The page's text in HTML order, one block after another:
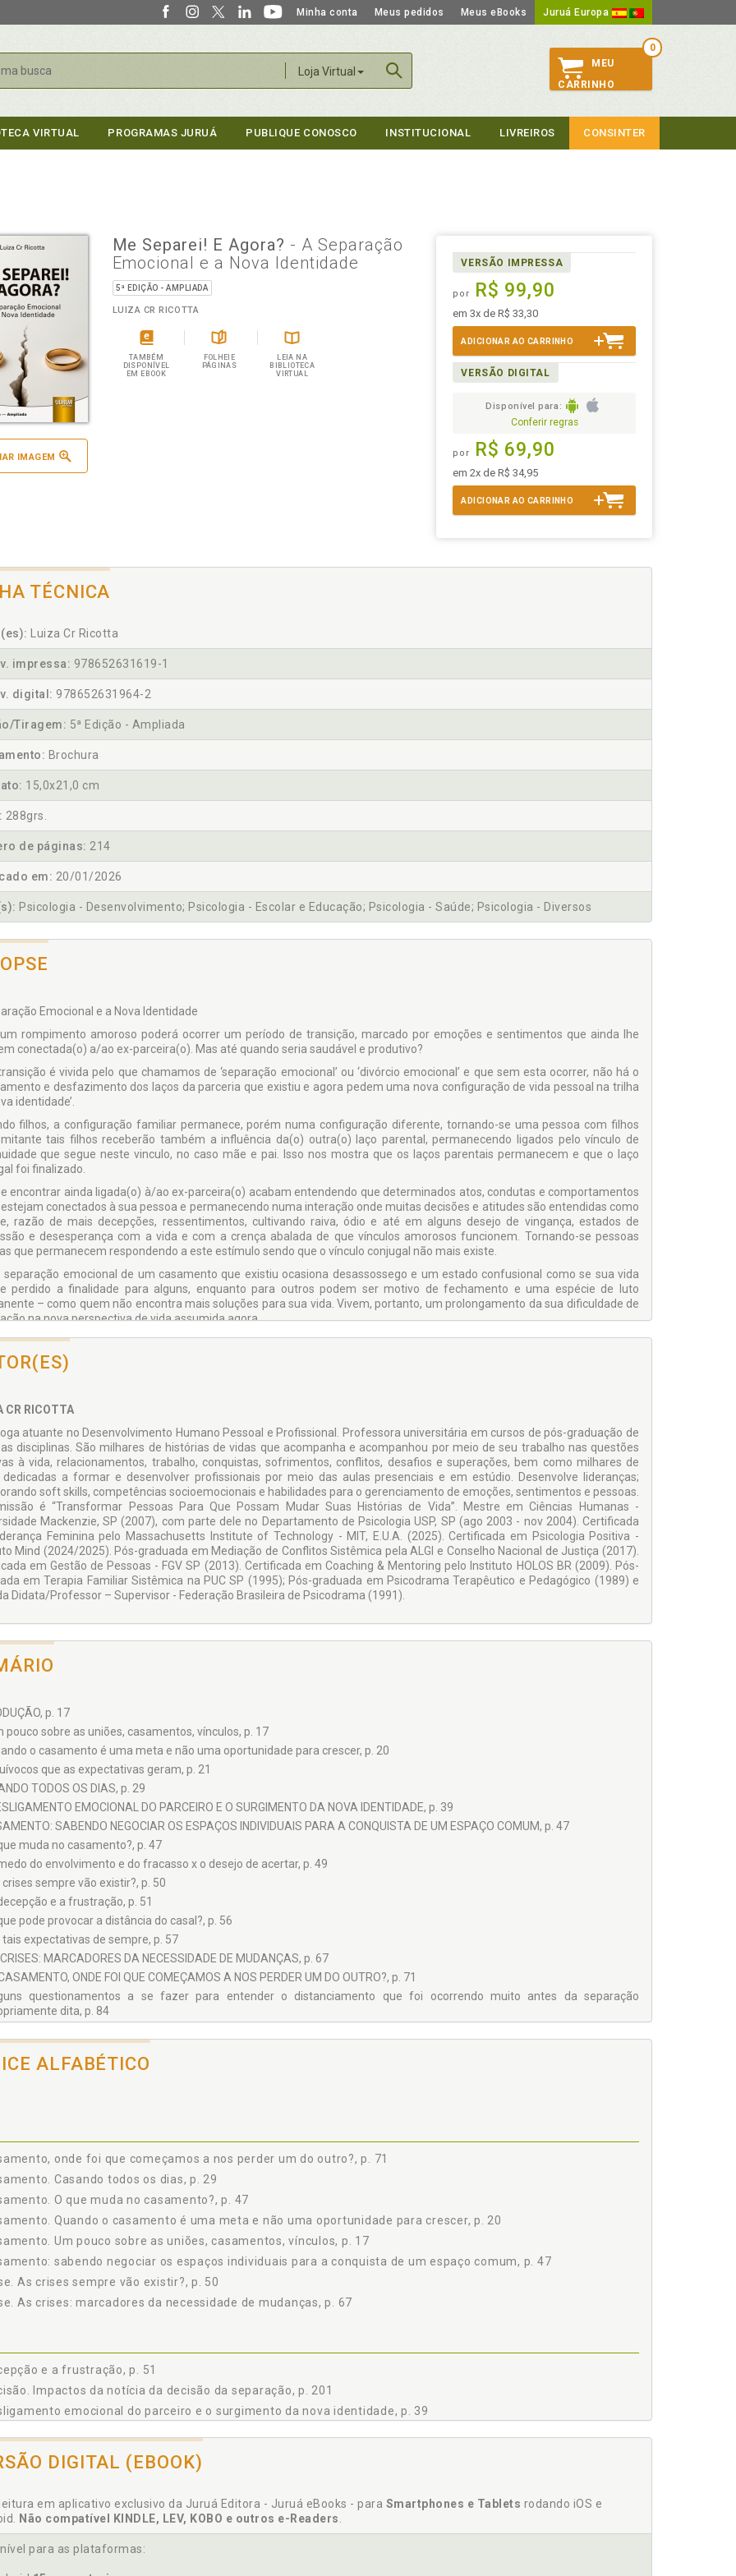
Minha conta Meus pedidos Meus eBooks Juruá Europa
Loja Virtual
0
MEU
CARRINHO
VIRTUAL PROGRAMAS JURUÁ PUBLIQUE CONOSCO INSTITUCIONAL LIVREIROS CONSINTER
IMAGEM
Me Separei! E Agora? - A Separação
Emocional e a Nova Identidade
5ª EDIÇÃO - AMPLIADA
LUIZA CR RICOTTA
TAMBÉM
DISPONÍVEL
EM EBOOK
FOLHEIE
PÁGINAS
LEIA NA
BIBLIOTECA
VIRTUAL
VERSÃO IMPRESSA
por R$ 99,90
em 3x de R$ 33,30
ADICIONAR AO CARRINHO
VERSÃO DIGITAL
Disponível para:
Conferir regras
por R$ 69,90
em 2x de R$ 34,95
ADICIONAR AO CARRINHO
TÉCNICA
Luiza Cr Ricotta
v. impressa: 978652631619-1
v. digital: 978652631964-2
Tiragem: 5ª Edição - Ampliada
Brochura
15,0x21,0 cm
288grs.
de páginas: 214
em: 20/01/2026
Psicologia - Desenvolvimento; Psicologia - Escolar e Educação; Psicologia - Saúde; Psicologia - Diversos
Emocional e a Nova Identidade
rompimento amoroso poderá ocorrer um período de transição, marcado por emoções e sentimentos que ainda lhe
conectada(o) a/ao ex-parceira(o). Mas até quando seria saudável e produtivo?
é vivida pelo que chamamos de ‘separação emocional’ ou ‘divórcio emocional’ e que sem esta ocorrer, não há o
e desfazimento dos laços da parceria que existiu e agora pedem uma nova configuração de vida pessoal na trilha
identidade’.
filhos, a configuração familiar permanece, porém numa configuração diferente, tornando-se uma pessoa com filhos
tais filhos receberão também a influência da(o) outra(o) laço parental, permanecendo ligados pelo vínculo de
que segue neste vinculo, no caso mãe e pai. Isso nos mostra que os laços parentais permanecem e que o laço
foi finalizado.
encontrar ainda ligada(o) à/ao ex-parceira(o) acabam entendendo que determinados atos, condutas e comportamentos
conectados à sua pessoa e permanecendo numa interação onde muitas decisões e atitudes são entendidas como
razão de mais decepções, ressentimentos, cultivando raiva, ódio e até em alguns desejo de vingança, estados de
e desesperança com a vida e com a crença abalada de que vínculos amorosos funcionem. Tornando-se pessoas
que permanecem respondendo a este estímulo sendo que o vínculo conjugal não mais existe.
separação emocional de um casamento que existiu ocasiona desassossego e um estado confusional como se sua vida
perdido a finalidade para alguns, enquanto para outros podem ser motivo de fechamento e uma espécie de luto
– como quem não encontra mais soluções para sua vida. Vivem, portanto, um prolongamento da sua dificuldade de
na nova perspectiva de vida assumida agora.
nesse estado trás muitas consequências danosas à pessoa; primeiramente em razão de viver numa referência
mais não existe, segundo por comprometer o encaminhamento da própria vida da forma como preferir e ir consolidando
de vida, terceiro, que em razão de decisões de separação como solução para uma convivência que não mais
do divórcio emocional passa pela quebra também desta sabotagem, pois ao viver o abalo das mudanças, entende
partir de agora sua vida acabou pois não mais é casada(o), esquecendo-se de articular as questões que fizeram chegar à
pela separação ainda que tenha sido unilateral. Acabam sendo a manifestação de recusa em processar internamente
que ruiu, finalizou. É a elaboração do luto, da perda do que parte de você foi um dia, das decisões, entregas e trilhas de
que tiveram uma finalização. Sendo natural viver o luto e as fases que decorrem disso até sua adaptação ao invés de
a um mar de culpas ou minimização do que vivia para poder permanecer na própria sabotagem que faz ao
de sua vida frente à mudança. Haverá dor e sofrimento: sim! Haverá alívio e solução de algumas dificuldades?
um caminho verdadeiro de um processo rumo à nova identidade, que até passará pela dor mas evoluirá para outras
que te direcionam à nova identidade.
CR RICOTTA
atuante no Desenvolvimento Humano Pessoal e Profissional. Professora universitária em cursos de pós-graduação de
disciplinas. São milhares de histórias de vidas que acompanha e acompanhou por meio de seu trabalho nas questões
à vida, relacionamentos, trabalho, conquistas, sofrimentos, conflitos, desafios e superações, bem como milhares de
dedicadas a formar e desenvolver profissionais por meio das aulas presenciais e em estúdio. Desenvolve lideranças;
soft skills, competências socioemocionais e habilidades para o gerenciamento de emoções, sentimentos e pessoas.
é “Transformar Pessoas Para Que Possam Mudar Suas Histórias de Vida”. Mestre em Ciências Humanas -
Mackenzie, SP (2007), com parte dele no Departamento de Psicologia USP, SP (ago 2003 - nov 2004). Certificada
Feminina pelo Massachusetts Institute of Technology - MIT, E.U.A. (2025). Certificada em Psicologia Positiva -
Mind (2024/2025). Pós-graduada em Mediação de Conflitos Sistêmica pela ALGI e Conselho Nacional de Justiça (2017).
em Gestão de Pessoas - FGV SP (2013). Certificada em Coaching & Mentoring pelo Instituto HOLOS BR (2009). Pós-
em Terapia Familiar Sistêmica na PUC SP (1995); Pós-graduada em Psicodrama Terapêutico e Pedagógico (1989) e
Didata/Professor – Supervisor - Federação Brasileira de Psicodrama (1991).
p. 17
pouco sobre as uniões, casamentos, vínculos, p. 17
o casamento é uma meta e não uma oportunidade para crescer, p. 20
que as expectativas geram, p. 21
TODOS OS DIAS, p. 29
EMOCIONAL DO PARCEIRO E O SURGIMENTO DA NOVA IDENTIDADE, p. 39
SABENDO NEGOCIAR OS ESPAÇOS INDIVIDUAIS PARA A CONQUISTA DE UM ESPAÇO COMUM, p. 47
muda no casamento?, p. 47
do envolvimento e do fracasso x o desejo de acertar, p. 49
crises sempre vão existir?, p. 50
e a frustração, p. 51
pode provocar a distância do casal?, p. 56
tais expectativas de sempre, p. 57
MARCADORES DA NECESSIDADE DE MUDANÇAS, p. 67
ONDE FOI QUE COMEÇAMOS A NOS PERDER UM DO OUTRO?, p. 71
questionamentos a se fazer para entender o distanciamento que foi ocorrendo muito antes da separação
dita, p. 84
do equilíbrio, p. 96
MAIS FREQUENTES DE QUEM SE SEPARA, p. 109
a vivência da perda, p. 110
pela traição, p. 111
EMOCIONAL, p. 123
a unanimidade na divergência, p. 127
e saudade de um tempo que passou, p. 140
a nova identidade e a comunicação entre os ex-parceiros, p. 152
divorciados: quando não se tem uma identidade para assumir, p. 154
IDENTIDADE, p. 183
FELICIDADE? SERÁ POSSÍVEL ME SENTIR ASSIM EM ALGUM MOMENTO PÓS-SEPARAÇÃO?, p. 189
da notícia da decisão da separação, p. 201
p. 207
A AUTORA, p. 209
ALFABÉTICO
onde foi que começamos a nos perder um do outro?, p. 71
Casando todos os dias, p. 29
O que muda no casamento?, p. 47
Quando o casamento é uma meta e não uma oportunidade para crescer, p. 20
Um pouco sobre as uniões, casamentos, vínculos, p. 17
sabendo negociar os espaços individuais para a conquista de um espaço comum, p. 47
As crises sempre vão existir?, p. 50
As crises: marcadores da necessidade de mudanças, p. 67
e a frustração, p. 51
Impactos da notícia da decisão da separação, p. 201
emocional do parceiro e o surgimento da nova identidade, p. 39
O medo do envolvimento e do fracasso x o desejo de acertar, p. 49
que as expectativas geram, p. 21
DIGITAL (EBOOK)
em aplicativo exclusivo da Juruá Editora - Juruá eBooks - para Smartphones e Tablets rodando iOS e
Não compatível KINDLE, LEV, KOBO e outros e-Readers.
para as plataformas: